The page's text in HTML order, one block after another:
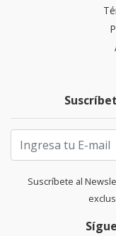
Suscríbete al